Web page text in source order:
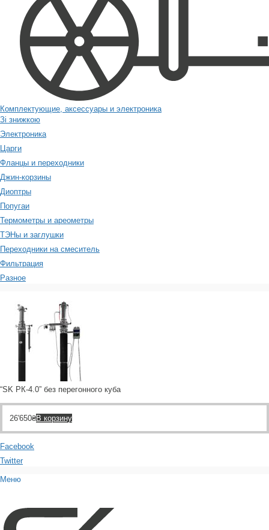
Комплектующие, аксессуары и электроника
Зі знижкою
Электроника
Царги
Фланцы и переходники
Джин-корзины
Диоптры
Попугаи
Термометры и ареометры
ТЭНы и заглушки
Переходники на смеситель
Фильтрация
Разное
“SK РК-4.0” без перегонного куба
26'650₴В корзину
Facebook
Twitter
Меню